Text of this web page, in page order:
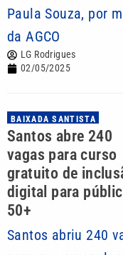
Paula Souza, por
da AGCO
LG Rodrigues
02/05/2025
BAIXADA SANTISTA
Santos abre 240
vagas para curso
gratuito de
digital para
50+
Santos abriu 240